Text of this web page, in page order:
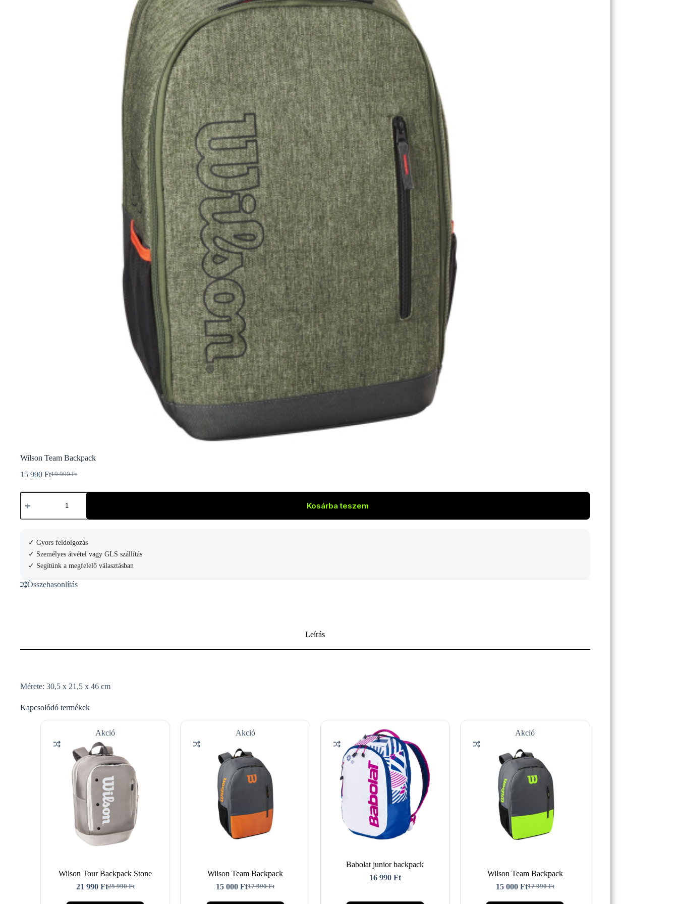
Wilson Team Backpack
19 990Ft
Original
15 990 FtCurrent
Wilson
Team
mennyiség
Kosárba teszem
✓ Gyors feldolgozás
✓ Személyes átvétel vagy GLS szállítás
✓ Segítünk a megfelelő választásban
Összehasonlítás
Leírás
Mérete: 30,5 x 21,5 x 46 cm
Kapcsolódó termékek
Akció
Wilson Tour Backpack Stone
25 990Ft
Original
21 990 FtCurrent
Akció
Wilson Team Backpack
17 990Ft
Original
15 000FtCurrent
Babolat junior backpack
16 990 Ft
Akció
Wilson Team Backpack
17 990Ft
Original
15 000 FtCurrent